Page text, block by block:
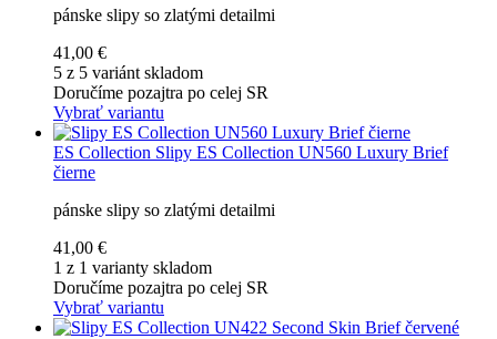
pánske slipy so zlatými detailmi
41,00 €
5 z 5 variánt skladom
Doručíme pozajtra po celej SR
Vybrať variantu
ES Collection Slipy ES Collection UN560 Luxury Brief
čierne
pánske slipy so zlatými detailmi
41,00 €
1 z 1 varianty skladom
Doručíme pozajtra po celej SR
Vybrať variantu